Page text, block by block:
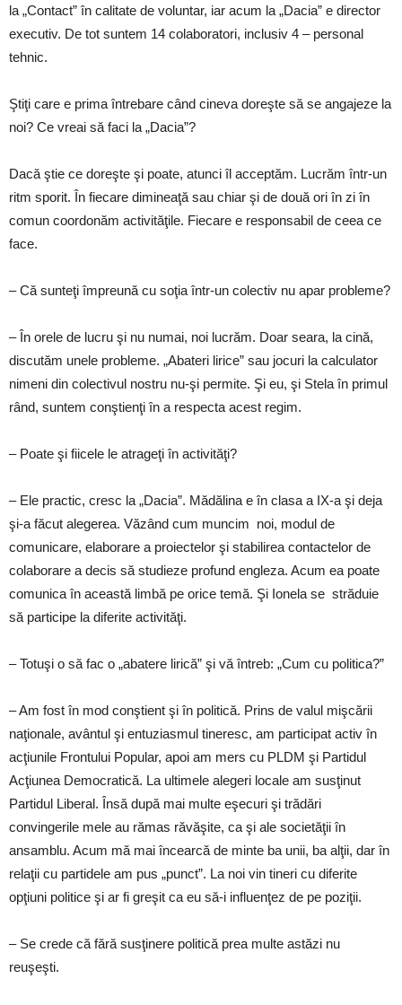
la „Contact” în calitate de voluntar, iar acum la „Dacia” e director
executiv. De tot suntem 14 colaboratori, inclusiv 4 – personal
tehnic.
Ştiţi care e prima întrebare când cineva doreşte să se angajeze la
noi? Ce vreai să faci la „Dacia”?
Dacă ştie ce doreşte şi poate, atunci îl acceptăm. Lucrăm într-un
ritm sporit. În fiecare dimineaţă sau chiar şi de două ori în zi în
comun coordonăm activităţile. Fiecare e responsabil de ceea ce
face.
– Că sunteţi împreună cu soţia într-un colectiv nu apar probleme?
– În orele de lucru şi nu numai, noi lucrăm. Doar seara, la cină,
discutăm unele probleme. „Abateri lirice” sau jocuri la calculator
nimeni din colectivul nostru nu-şi permite. Şi eu, şi Stela în primul
rând, suntem conştienţi în a respecta acest regim.
– Poate şi fiicele le atrageţi în activităţi?
– Ele practic, cresc la „Dacia”. Mădălina e în clasa a IX-a şi deja
şi-a făcut alegerea. Văzând cum muncim noi, modul de
comunicare, elaborare a proiectelor şi stabilirea contactelor de
colaborare a decis să studieze profund engleza. Acum ea poate
comunica în această limbă pe orice temă. Şi Ionela se străduie
să participe la diferite activităţi.
– Totuşi o să fac o „abatere lirică” şi vă întreb: „Cum cu politica?”
– Am fost în mod conştient şi în politică. Prins de valul mişcării
naţionale, avântul şi entuziasmul tineresc, am participat activ în
acţiunile Frontului Popular, apoi am mers cu PLDM şi Partidul
Acţiunea Democratică. La ultimele alegeri locale am susţinut
Partidul Liberal. Însă după mai multe eşecuri şi trădări
convingerile mele au rămas răvăşite, ca şi ale societăţii în
ansamblu. Acum mă mai încearcă de minte ba unii, ba alţii, dar în
relaţii cu partidele am pus „punct”. La noi vin tineri cu diferite
opţiuni politice şi ar fi greşit ca eu să-i influenţez de pe poziţii.
– Se crede că fără susţinere politică prea multe astăzi nu
reuşeşti.